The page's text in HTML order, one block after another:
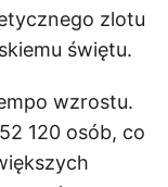
zlotu
świętu.
wzrostu.
120 osób, co